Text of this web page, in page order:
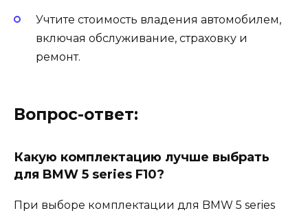
Учтите стоимость владения автомобилем,
включая обслуживание, страховку и
ремонт.
Вопрос-ответ:
Какую комплектацию лучше выбрать
для BMW 5 series F10?
При выборе комплектации для BMW 5 series